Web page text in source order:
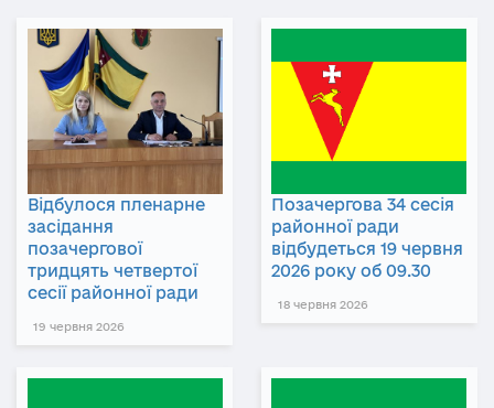
Відбулося пленарне
засідання
позачергової
тридцять четвертої
сесії районної ради
19 червня 2026
Позачергова 34 сесія
районної ради
відбудеться 19 червня
2026 року об 09.30
18 червня 2026